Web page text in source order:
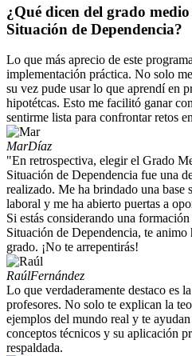
¿Qué dicen del grado
Situación de Dependencia?
Lo que más aprecio de este
implementación práctica. No solo
su vez pude usar lo que aprendí en
hipotétcas. Esto me facilitó ganar
sentirme lista para confrontar retos
MarDíaz
"En retrospectiva, elegir el Grado
Situación de Dependencia fue una
realizado. Me ha brindado una base
laboral y me ha abierto puertas a
Si estás considerando una
Situación de Dependencia, te animo
grado. ¡No te arrepentirás!
RaúlFernández
Lo que verdaderamente destaco es
profesores. No solo te explican la
ejemplos del mundo real y te
conceptos técnicos y su aplicación
respaldada.